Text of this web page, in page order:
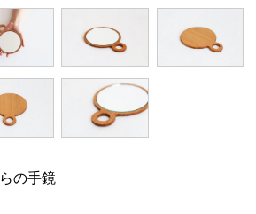
の手鏡